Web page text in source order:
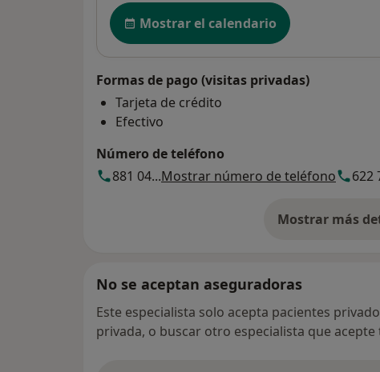
Disponibilidad
Mostrar el calendario
Formas de pago (visitas privadas)
Tarjeta de crédito
Efectivo
Número de teléfono
881 04...Mostrar número de teléfono 622
Mostrar más
No se aceptan aseguradoras
Este especialista solo acepta pacientes
privada, o buscar otro especialista que